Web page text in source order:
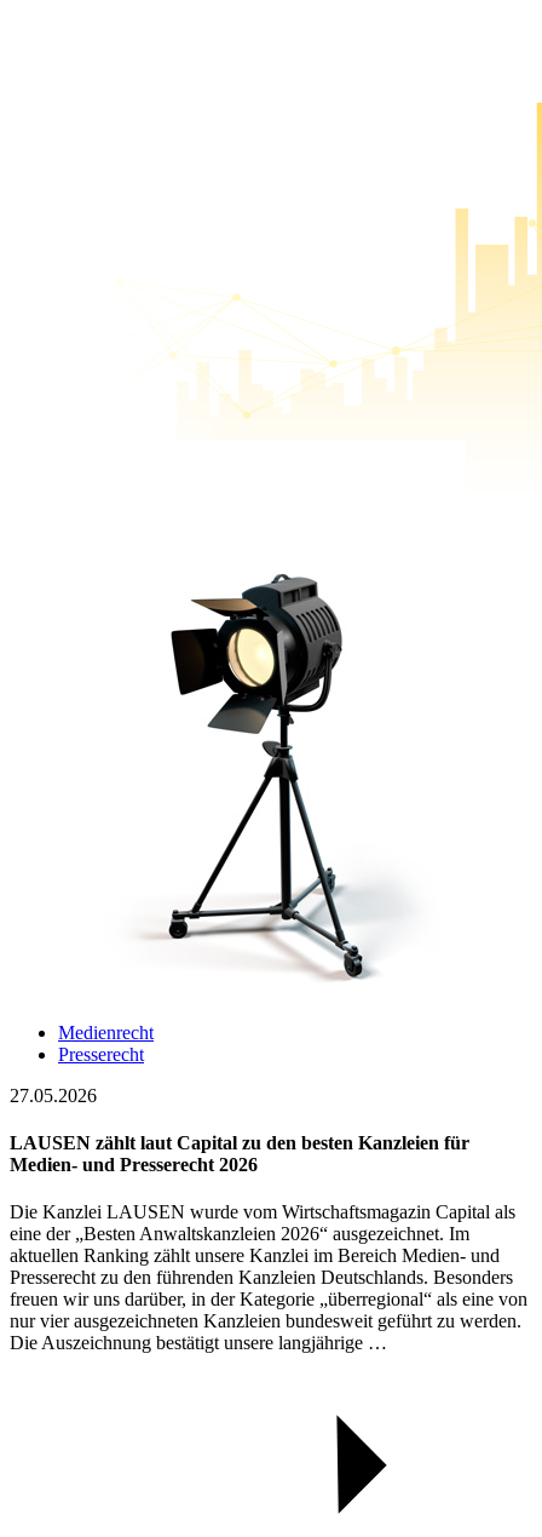
Medienrecht
Presserecht
27.05.2026
LAUSEN zählt laut Capital zu den besten Kanzleien für
Medien- und Presserecht 2026
Die Kanzlei LAUSEN wurde vom Wirtschaftsmagazin Capital als
eine der „Besten Anwaltskanzleien 2026“ ausgezeichnet. Im
aktuellen Ranking zählt unsere Kanzlei im Bereich Medien- und
Presserecht zu den führenden Kanzleien Deutschlands. Besonders
freuen wir uns darüber, in der Kategorie „überregional“ als eine von
nur vier ausgezeichneten Kanzleien bundesweit geführt zu werden.
Die Auszeichnung bestätigt unsere langjährige …